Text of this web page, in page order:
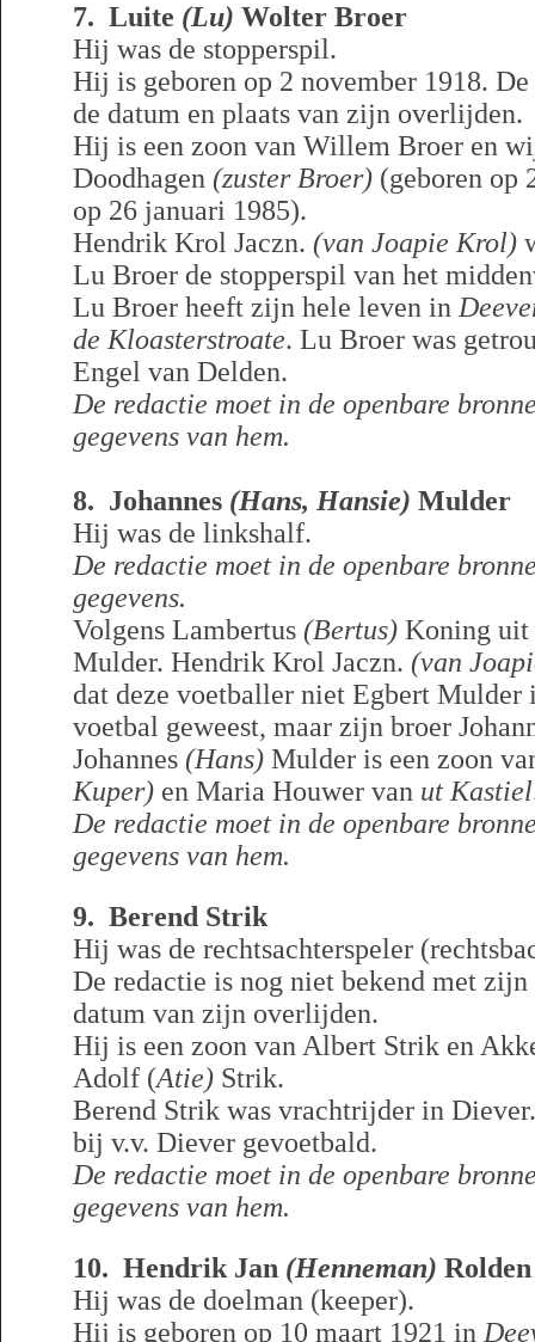
7. Luite (Lu) Wolter Broer
Hij was de stopperspil.
Hij is geboren op 2 november 1918.
de datum en plaats van zijn overlijden.
Hij is een zoon van Willem Broer en
Doodhagen (zuster Broer) (geboren op
op 26 januari 1985).
Hendrik Krol Jaczn. (van Joapie Krol)
Lu Broer de stopperspil van het
Lu Broer heeft zijn hele leven in
de Kloasterstroate. Lu Broer was
Engel van Delden.
De redactie moet in de openbare
gegevens van hem.
8. Johannes (Hans, Hansie) Mulder
Hij was de linkshalf.
De redactie moet in de openbare
gegevens.
Volgens Lambertus (Bertus) Koning uit
Mulder. Hendrik Krol Jaczn. (van
dat deze voetballer niet Egbert
voetbal geweest, maar zijn broer
Johannes (Hans) Mulder is een zoon
Kuper) en Maria Houwer van ut Kastiel
De redactie moet in de openbare
gegevens van hem.
9. Berend Strik
Hij was de rechtsachterspeler
De redactie is nog niet bekend met zijn
datum van zijn overlijden.
Hij is een zoon van Albert Strik en
Adolf (Atie) Strik.
Berend Strik was vrachtrijder in
bij v.v. Diever gevoetbald.
De redactie moet in de openbare
gegevens van hem.
10. Hendrik Jan (Henneman) Rolden
Hij was de doelman (keeper).
Hij is geboren op 10 maart 1921 in